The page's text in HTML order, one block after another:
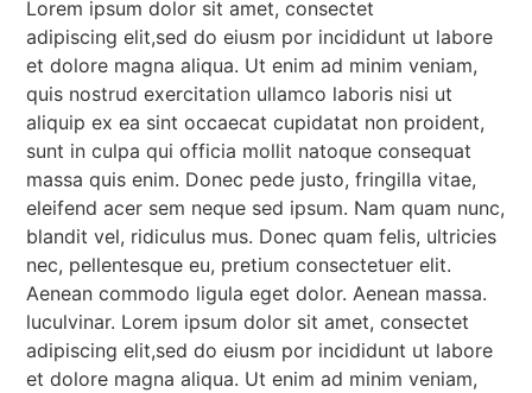
Lorem ipsum dolor sit amet, consectet
adipiscing elit,sed do eiusm por incididunt ut labore
et dolore magna aliqua. Ut enim ad minim veniam,
quis nostrud exercitation ullamco laboris nisi ut
aliquip ex ea sint occaecat cupidatat non proident,
sunt in culpa qui officia mollit natoque consequat
massa quis enim. Donec pede justo, fringilla vitae,
eleifend acer sem neque sed ipsum. Nam quam nunc,
blandit vel, ridiculus mus. Donec quam felis, ultricies
nec, pellentesque eu, pretium consectetuer elit.
Aenean commodo ligula eget dolor. Aenean massa.
luculvinar. Lorem ipsum dolor sit amet, consectet
adipiscing elit,sed do eiusm por incididunt ut labore
et dolore magna aliqua. Ut enim ad minim veniam,